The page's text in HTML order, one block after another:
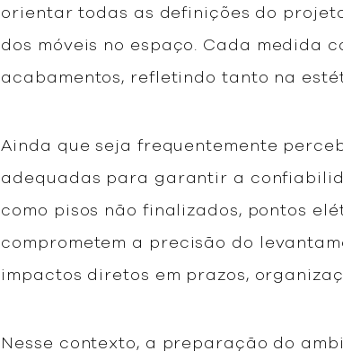
orientar todas as definições do
dos móveis no espaço. Cada medida
acabamentos, refletindo tanto na
Ainda que seja frequentemente
adequadas para garantir a
como pisos não finalizados, pontos
comprometem a precisão do
impactos diretos em prazos,
Nesse contexto, a preparação do